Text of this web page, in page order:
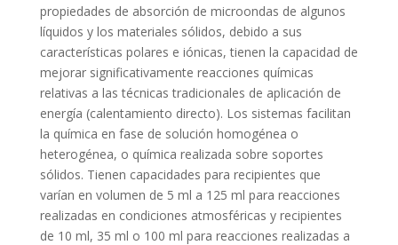
propiedades de absorción de microondas de algunos
líquidos y los materiales sólidos, debido a sus
características polares e iónicas, tienen la capacidad de
mejorar significativamente reacciones químicas
relativas a las técnicas tradicionales de aplicación de
energía (calentamiento directo). Los sistemas facilitan
la química en fase de solución homogénea o
heterogénea, o química realizada sobre soportes
sólidos. Tienen capacidades para recipientes que
varían en volumen de 5 ml a 125 ml para reacciones
realizadas en condiciones atmosféricas y recipientes
de 10 ml, 35 ml o 100 ml para reacciones realizadas a